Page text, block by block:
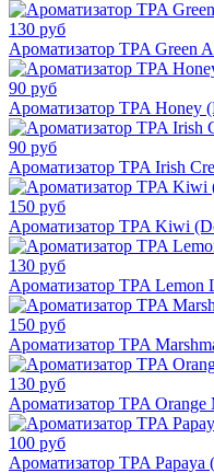
130 руб
Ароматизатор TPA Green
90 руб
Ароматизатор TPA Honey
90 руб
Ароматизатор TPA Irish
150 руб
Ароматизатор TPA Kiwi
130 руб
Ароматизатор TPA Lemon
150 руб
Ароматизатор TPA
130 руб
Ароматизатор TPA
100 руб
Ароматизатор TPA Papaya